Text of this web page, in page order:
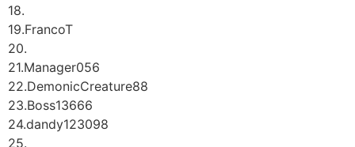
18.
19.FrancoT
20.
21.Manager056
22.DemonicCreature88
23.Boss13666
24.dandy123098
25.